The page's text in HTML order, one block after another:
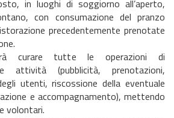
in luoghi di soggiorno all’aperto,
con consumazione del pranzo
precedentemente prenotate
curare tutte le operazioni di
attività (pubblicità, prenotazioni,
utenti, riscossione della eventuale
e accompagnamento), mettendo
volontari.